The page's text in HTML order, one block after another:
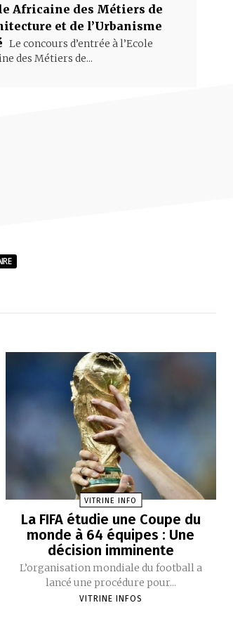
Africaine des Métiers de
et de l’Urbanisme
Le concours d’entrée à l’Ecole
des Métiers de...
VITRINE INFO
La FIFA étudie une Coupe du
monde à 64 équipes : Une
décision imminente
L’organisation mondiale du football a
lancé une procédure pour...
VITRINE INFOS